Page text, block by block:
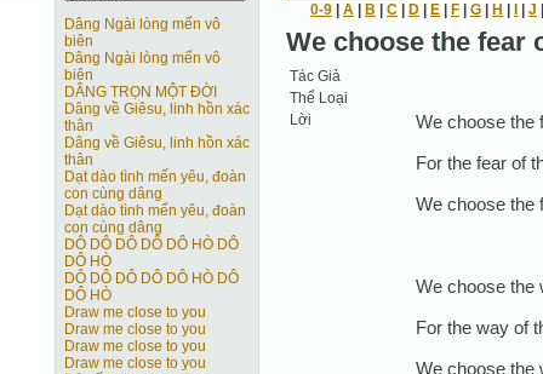
Dâng Ngài lòng mến vô
biên
Dâng Ngài lòng mến vô
biên
DÂNG TRỌN MỘT ĐỜI
Dâng về Giêsu, linh hồn xác
thân
Dâng về Giêsu, linh hồn xác
thân
Dạt dào tình mến yêu, đoàn
con cùng dâng
Dạt dào tình mến yêu, đoàn
con cùng dâng
DÔ DÔ DÔ DÔ DÔ HÒ DÔ
DÔ HÒ
DÔ DÔ DÔ DÔ DÔ HÒ DÔ
DÔ HÒ
Draw me close to you
Draw me close to you
Draw me close to you
Draw me close to you
0-9 A B C D E F G H J
We choose the fear
Tác Giả
Thể Loại
Lời
We choose the
For the fear of
We choose the
We choose the
For the way of
We choose the